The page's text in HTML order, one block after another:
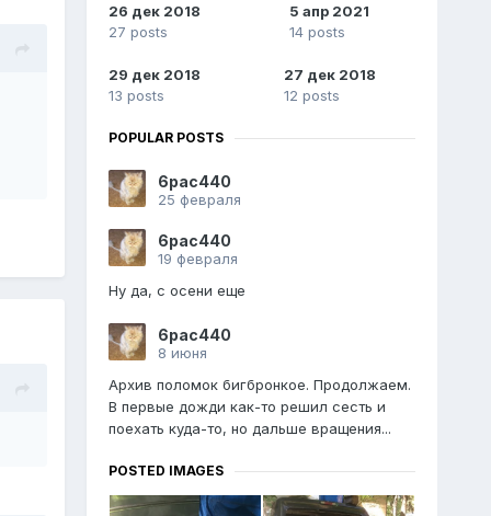
26 дек 2018
27 posts
5 апр 2021
14 posts
29 дек 2018
13 posts
27 дек 2018
12 posts
POPULAR POSTS
6pac440
25 февраля
6pac440
19 февраля
Ну да, с осени еще
6pac440
8 июня
Архив поломок бигбронкое. Продолжаем.
В первые дожди как-то решил сесть и
поехать куда-то, но дальше вращения...
POSTED IMAGES